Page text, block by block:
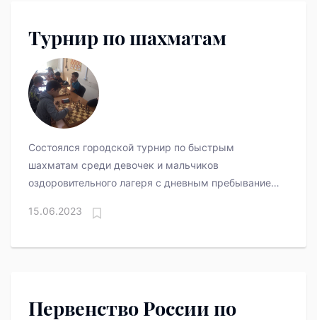
Турнир по шахматам
Состоялся городской турнир по быстрым
шахматам среди девочек и мальчиков
оздоровительного лагеря с дневным пребыванием
15.06.2023
Первенство России по